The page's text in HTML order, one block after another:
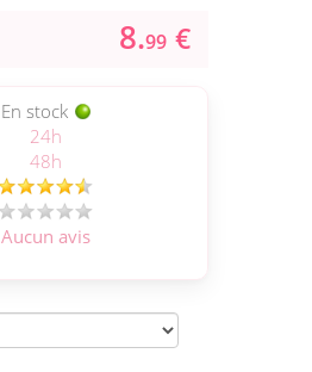
8.99 €
En stock
24h
48h
Aucun avis